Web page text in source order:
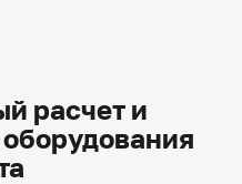
расчет и